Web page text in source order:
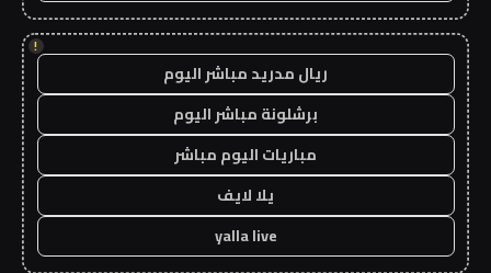
!
ريال مدريد مباشر اليوم
برشلونة مباشر اليوم
مباريات اليوم مباشر
يلا لايف
yalla live